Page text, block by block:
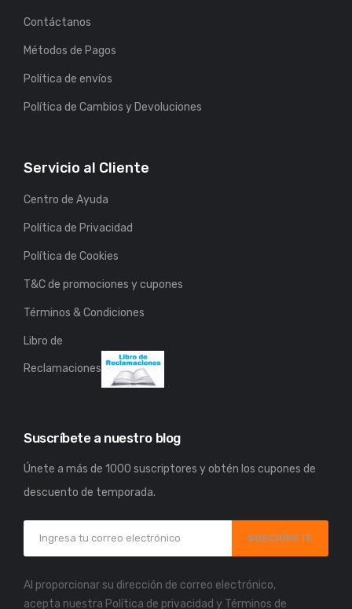
Contáctanos
Métodos de Pagos
Política de envíos
Política de Cambios y Devoluciones
Servicio al Cliente
Centro de Ayuda
Política de Privacidad
Política de Cookies
T&C de promociones y cupones
Términos & Condiciones
Libro de
Reclamaciones
Suscríbete a nuestro blog
Únete a más de 1000 suscriptores y obtén los cupones de
descuento de temporada.
SUSCRÍBETE
Al proporcionar su dirección de correo electrónico,
acepta nuestra Política de privacidad y Términos de